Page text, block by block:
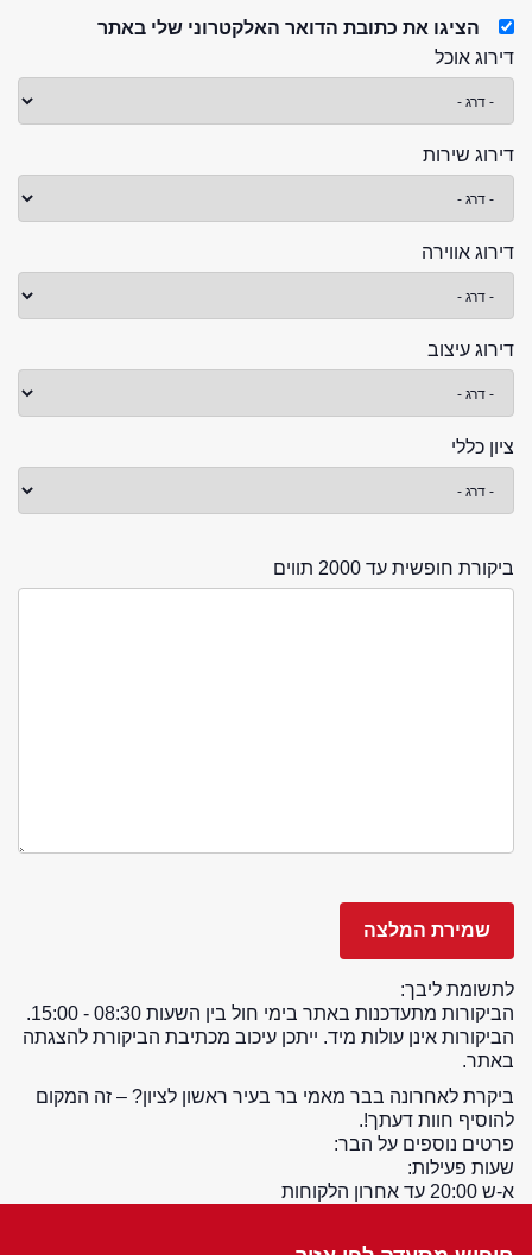
הציגו את כתובת הדואר האלקטרוני שלי באתר
דירוג אוכל
דירוג שירות
דירוג אווירה
דירוג עיצוב
ציון כללי
ביקורת חופשית עד 2000 תווים
לתשומת ליבך:
הביקורות מתעדכנות באתר בימי חול בין השעות 08:30 - 15:00.
הביקורות אינן עולות מיד. ייתכן עיכוב מכתיבת הביקורת להצגתה
באתר.
ביקרת לאחרונה בבר מאמי בר בעיר ראשון לציון? – זה המקום
להוסיף חוות דעתך!.
פרטים נוספים על הבר:
שעות פעילות:
א-ש 20:00 עד אחרון הלקוחות